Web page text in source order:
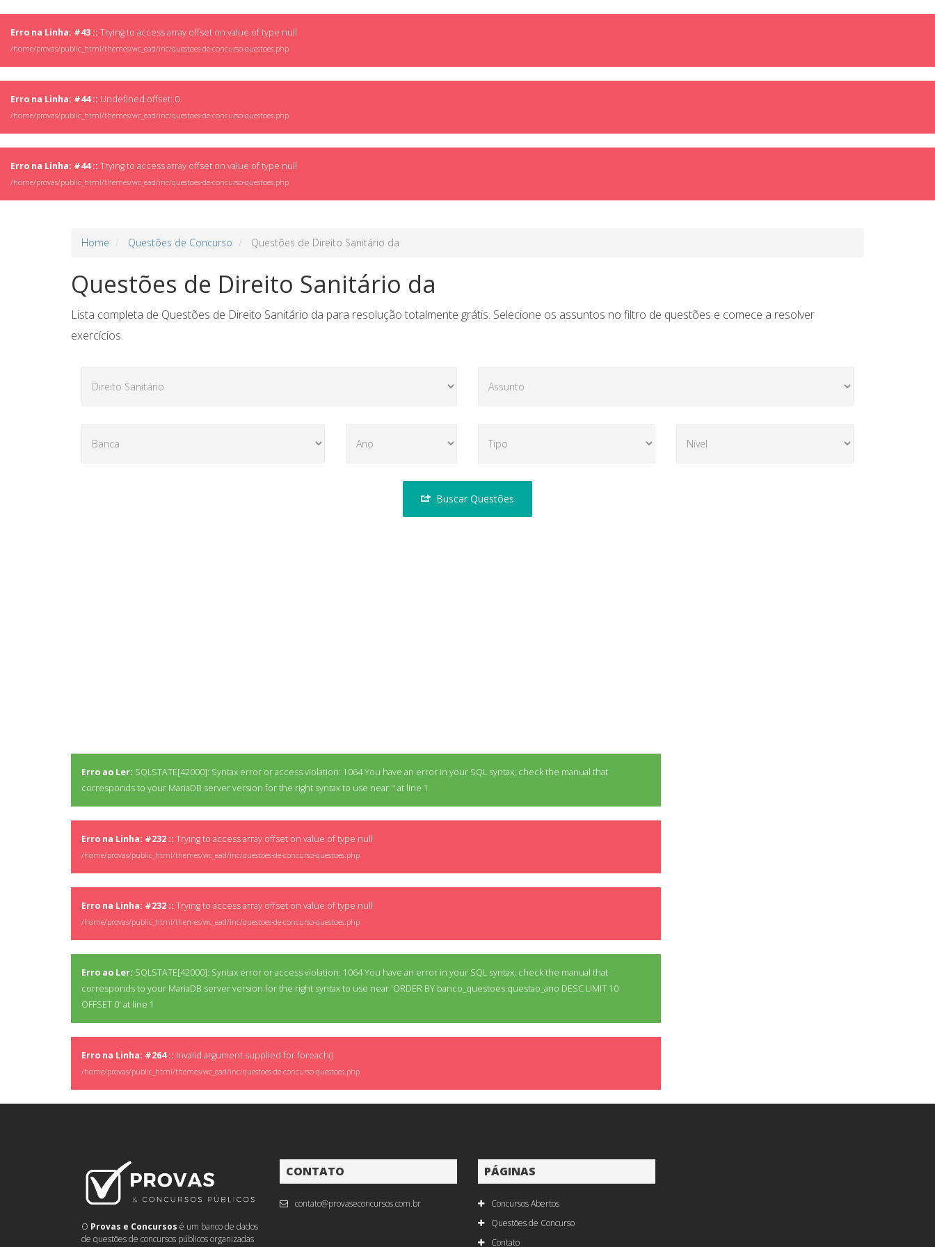
Erro na Linha: #43 :: Trying to access array offset on value of type null
/home/provas/public_html/themes/wc_ead/inc/questoes-de-concurso-questoes.php
Erro na Linha: #44 :: Undefined offset: 0
/home/provas/public_html/themes/wc_ead/inc/questoes-de-concurso-questoes.php
Erro na Linha: #44 :: Trying to access array offset on value of type null
/home/provas/public_html/themes/wc_ead/inc/questoes-de-concurso-questoes.php
Home Questões de Concurso Questões de Direito Sanitário da
Questões de Direito Sanitário da
Lista completa de Questões de Direito Sanitário da para resolução totalmente grátis. Selecione os assuntos no filtro de questões e comece a resolver
exercícios.
Buscar Questões
Erro ao Ler: SQLSTATE[42000]: Syntax error or access violation: 1064 You have an error in your SQL syntax; check the manual that
corresponds to your MariaDB server version for the right syntax to use near '' at line 1
Erro na Linha: #232 :: Trying to access array offset on value of type null
/home/provas/public_html/themes/wc_ead/inc/questoes-de-concurso-questoes.php
Erro na Linha: #232 :: Trying to access array offset on value of type null
/home/provas/public_html/themes/wc_ead/inc/questoes-de-concurso-questoes.php
Erro ao Ler: SQLSTATE[42000]: Syntax error or access violation: 1064 You have an error in your SQL syntax; check the manual that
corresponds to your MariaDB server version for the right syntax to use near 'ORDER BY banco_questoes.questao_ano DESC LIMIT 10
OFFSET 0' at line 1
Erro na Linha: #264 :: Invalid argument supplied for foreach()
/home/provas/public_html/themes/wc_ead/inc/questoes-de-concurso-questoes.php
O Provas e Concursos é um banco de dados
de questões de concursos públicos organizadas
CONTATO
contato@provaseconcursos.com.br
PÁGINAS
Concursos Abertos
Questões de Concurso
Contato